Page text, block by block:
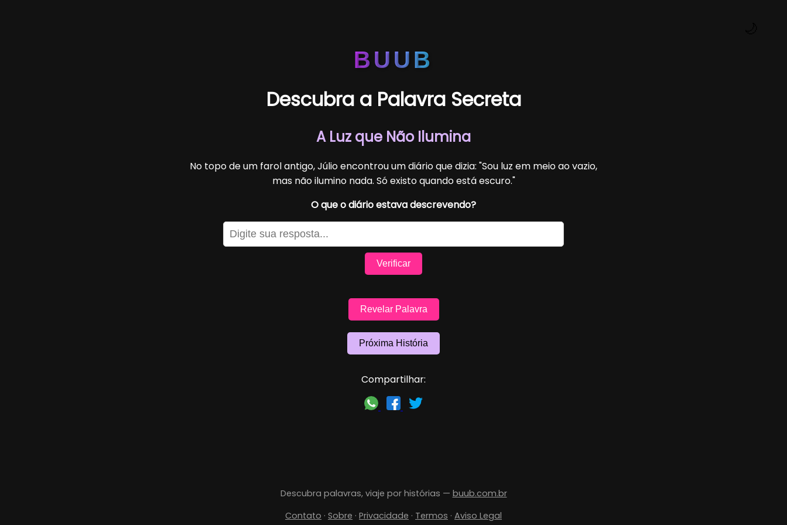
BUUB
Descubra a Palavra Secreta
A Luz que Não Ilumina
No topo de um farol antigo, Júlio encontrou um diário que dizia: "Sou luz em meio ao vazio,
mas não ilumino nada. Só existo quando está escuro."
O que o diário estava descrevendo?
Verificar
Revelar Palavra
Próxima História
Compartilhar:
Descubra palavras, viaje por histórias — buub.com.br
Contato · Sobre · Privacidade · Termos · Aviso Legal